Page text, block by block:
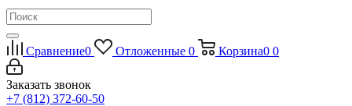
Сравнение0 Отложенные 0 Корзина0 0
Заказать звонок
+7 (812) 372-60-50